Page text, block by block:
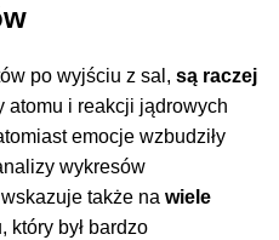
po wyjściu zsal,są raczej
atomu i reakcji jądrowych
emocje wzbudziły
wykresów
także nawiele
który był bardzo